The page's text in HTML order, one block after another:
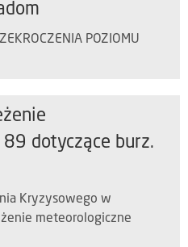
POZIOMU
dotyczące burz.
Kryzysowego w
meteorologiczne